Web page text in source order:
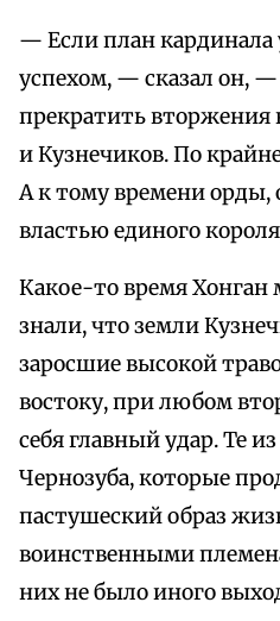
— Если план кардинала
успехом, — сказал он,
прекратить вторжения
и Кузнечиков. По
А к тому времени
властью единого
Какое-то время Хонган
знали, что земли
заросшие высокой
востоку, при любом
себя главный удар. Те
Чернозуба, которые
пастушеский образ
воинственными
них не было иного